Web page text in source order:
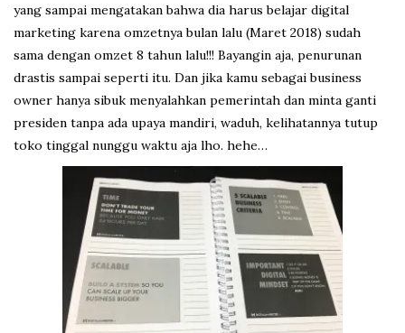
yang sampai mengatakan bahwa dia harus belajar digital
marketing karena omzetnya bulan lalu (Maret 2018) sudah
sama dengan omzet 8 tahun lalu!!! Bayangin aja, penurunan
drastis sampai seperti itu. Dan jika kamu sebagai business
owner hanya sibuk menyalahkan pemerintah dan minta ganti
presiden tanpa ada upaya mandiri, waduh, kelihatannya tutup
toko tinggal nunggu waktu aja lho. hehe…